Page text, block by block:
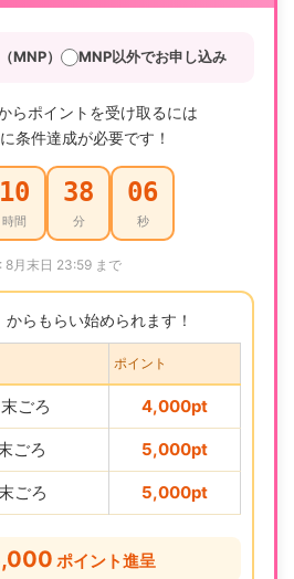
MNP） MNP以外でお申し込み
らポイントを受け取るには
条件達成が必要です！
10
時間
38
分
05
秒
8月末日 23:59 まで
からもらい始められます！
ポイント
ごろ 4,000pt
ごろ 5,000pt
ごろ 5,000pt
ポイント進呈